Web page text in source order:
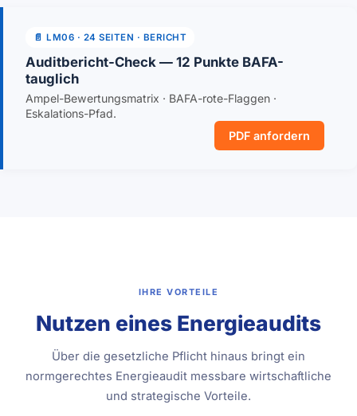
📄 LM06 · 24 SEITEN · BERICHT
Auditbericht-Check — 12 Punkte BAFA-
tauglich
Ampel-Bewertungsmatrix · BAFA-rote-Flaggen ·
Eskalations-Pfad.
PDF anfordern
IHRE VORTEILE
Nutzen eines Energieaudits
Über die gesetzliche Pflicht hinaus bringt ein
normgerechtes Energieaudit messbare wirtschaftliche
und strategische Vorteile.